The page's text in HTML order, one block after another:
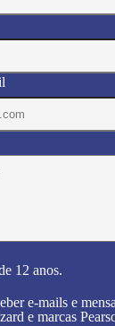
12 anos.
e-mails e
e marcas